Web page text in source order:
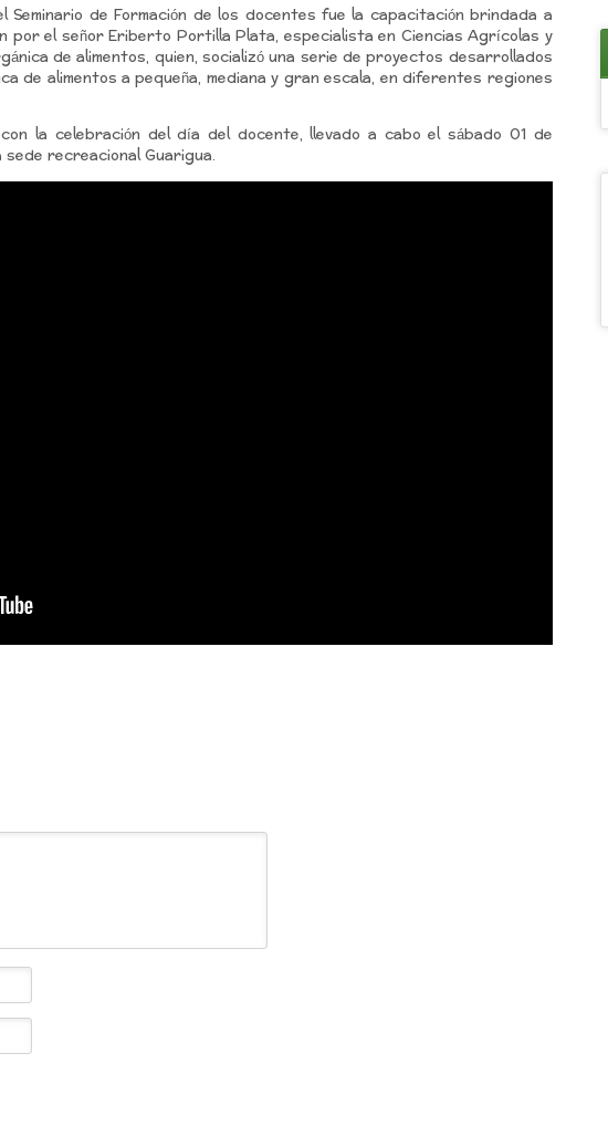
de Formación de los docentes fue la capacitación brindada a
por el señor Eriberto Portilla Plata, especialista en Ciencias Agrícolas y
de alimentos, quien, socializó una serie de proyectos desarrollados
de alimentos a pequeña, mediana y gran escala, en diferentes regiones
con la celebración del día del docente, llevado a cabo el sábado 01 de
recreacional Guarigua.